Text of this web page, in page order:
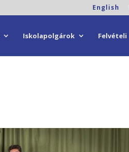
English
Iskolapolgárok Felvételi